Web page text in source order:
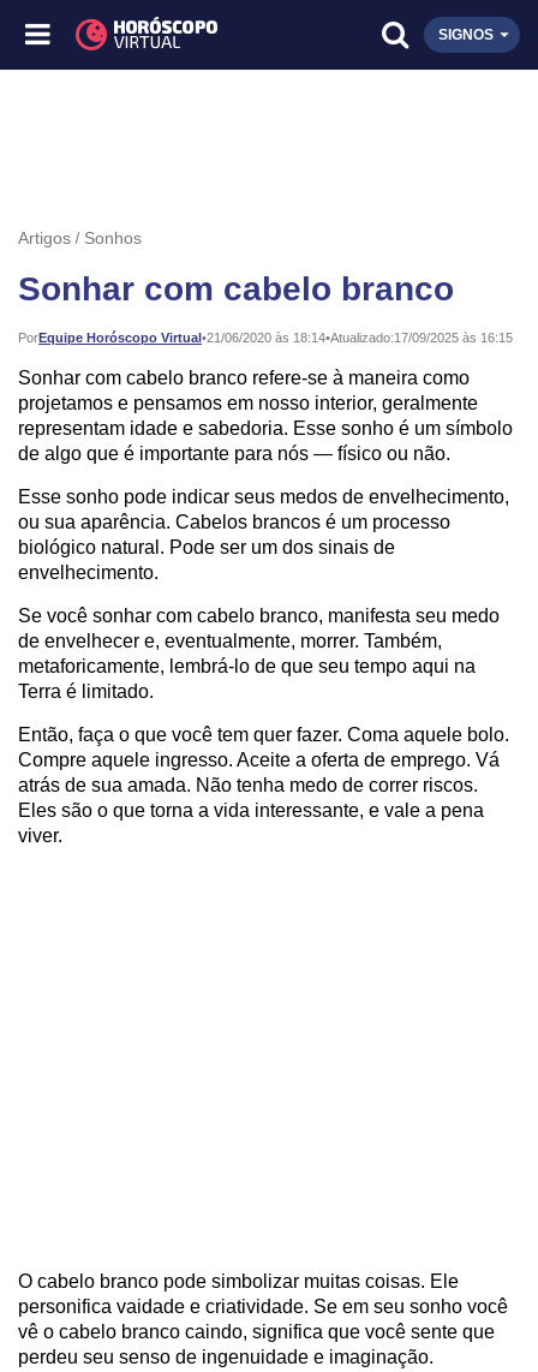
SIGNOS
Artigos Sonhos
Sonhar com cabelo branco
PorEquipe Horóscopo Virtual•
Publicado: 21/06/2020 às 18:14•Atualizado:17/09/2025 às 16:15
Sonhar com cabelo branco refere-se à maneira como
projetamos e pensamos em nosso interior, geralmente
representam idade e sabedoria. Esse sonho é um símbolo
de algo que é importante para nós — físico ou não.
Esse sonho pode indicar seus medos de envelhecimento,
ou sua aparência. Cabelos brancos é um processo
biológico natural. Pode ser um dos sinais de
envelhecimento.
Se você sonhar com cabelo branco, manifesta seu medo
de envelhecer e, eventualmente, morrer. Também,
metaforicamente, lembrá-lo de que seu tempo aqui na
Terra é limitado.
Então, faça o que você tem quer fazer. Coma aquele bolo.
Compre aquele ingresso. Aceite a oferta de emprego. Vá
atrás de sua amada. Não tenha medo de correr riscos.
Eles são o que torna a vida interessante, e vale a pena
viver.
O cabelo branco pode simbolizar muitas coisas. Ele
personifica vaidade e criatividade. Se em seu sonho você
vê o cabelo branco caindo, significa que você sente que
perdeu seu senso de ingenuidade e imaginação.